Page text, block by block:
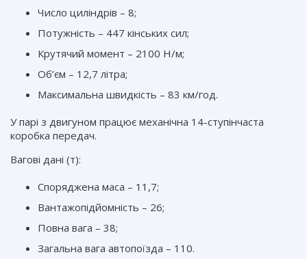
Число циліндрів – 8;
Потужність – 447 кінських сил;
Крутячий момент – 2100 Н/м;
Об’єм – 12,7 літра;
Максимальна швидкість – 83 км/год.
У парі з двигуном працює механічна 14-ступінчаста
коробка передач.
Вагові дані (т):
Споряджена маса – 11,7;
Вантажопідйомність – 26;
Повна вага – 38;
Загальна вага автопоїзда – 110.